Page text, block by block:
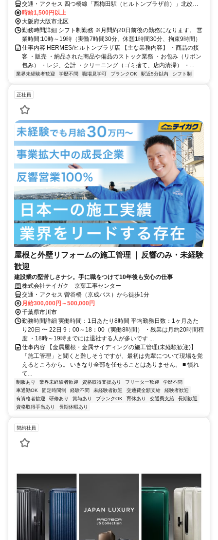
交通・アクセス 四つ橋線「西梅田駅（ヒルトンプラザ前）」北改札
口より徒歩すぐ・御堂筋線「梅田駅」南改札口より徒歩約5分 谷町線
「東梅田駅」北西改札口より徒歩約6分 ＪＲ「大阪駅」桜橋出口より
徒歩約2分 阪急「大阪梅田駅」中央改札口より徒歩約12分・阪神「大
阪梅田駅」西改札口より徒歩すぐ
時給1,500円以上
大阪府大阪市北区
勤務時間詳細 シフト制勤務 ※月間約20日前後の勤務になります。 営
業時間:10時～19時（実働7時間30分、休憩1時間30分、拘束9時間）
仕事内容 HERMES/ヒルトンプラザ店 【主な業務内容】 ・商品の接
客 ・販売 ・納品された商品や備品のストック業務 ・お包み（リボン
包み） ・レジ、会計 ・クリーニング（ゴミ捨て、店内清掃） ・...
業界未経験者歓迎 学歴不問 職場見学可 ブランクOK 駅近5分以内 シフト制
正社員
屋根と外壁リフォームの施工管理 ❘ 反響のみ・未経験
歓迎
建設業の堅苦しさナシ。手に職をつけて10年後も安心の仕事
株式会社テイガク 京葉工事センター
交通・アクセス 曽谷橋（京成バス）から徒歩1分
月給300,000円～500,000円
千葉県市川市
勤務時間詳細 実働時間：1日あたり8時間 平均勤務日数：1ヶ月あた
り20日 〜 22日 9：00～18：00（実働8時間） ・残業は月約20時間程
度 ・18時～19時までには退社する人が多いです ...
仕事内容 【金属屋根・金属サイディングの施工管理(未経験歓迎)】
「施工管理」と聞くと難しそうですが、最初は先輩について現場を覚
えるところから。 いきなり全部を任せることはありません。 ■ 慣れ
て...
制服あり 業界未経験者歓迎 資格取得支援あり フリーター歓迎
学歴不問
車通勤OK
固定時間制 経験不問 未経験者歓迎 交通費全額支給
経験者歓迎
有資格者歓迎
研修あり 賞与あり ブランクOK 育休あり 交通費支給
長期歓迎
資格取得手当あり
長期休暇あり
契約社員